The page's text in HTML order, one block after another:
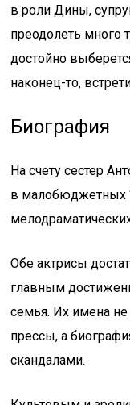
в роли Дины,
преодолеть много
достойно
наконец-то,
Биография
На счету сестер
в малобюджетных
Обе актрисы
главным
семья. Их имена
прессы, а
скандалами.